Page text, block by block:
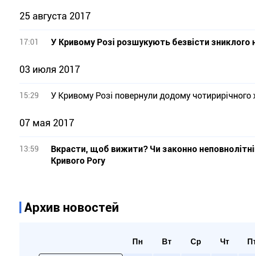
25 августа 2017
17:01 У Кривому Розі розшукують безвісти зниклого
03 июля 2017
15:29 У Кривому Розі повернули додому чотирирічного
07 мая 2017
13:59
Вкрасти, щоб вижити? Чи законно
Кривого Рогу
Архив новостей
Пн Вт Ср Чт